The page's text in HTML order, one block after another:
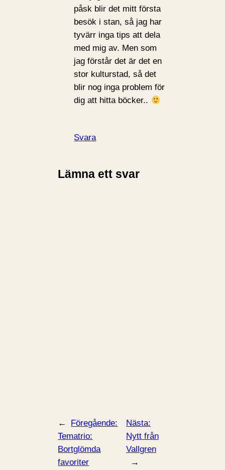
påsk blir det mitt första
besök i stan, så jag har
tyvärr inga tips att dela
med mig av. Men som
jag förstår det är det en
stor kulturstad, så det
blir nog inga problem för
dig att hitta böcker..
Svara
Lämna ett svar
←
Föregående:
Tematrio:
Bortglömda
favoriter
Nästa:
Nytt från
Vallgren
→